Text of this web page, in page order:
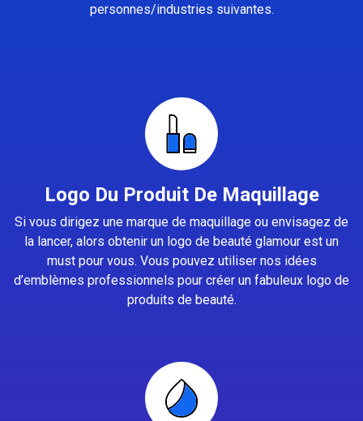
personnes/industries suivantes.
Logo Du Produit De Maquillage
Si vous dirigez une marque de maquillage ou envisagez de
la lancer, alors obtenir un logo de beauté glamour est un
must pour vous. Vous pouvez utiliser nos idées
d’emblèmes professionnels pour créer un fabuleux logo de
produits de beauté.